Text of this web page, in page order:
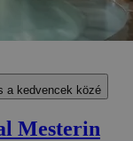
a kedvencek közé
Mesterin